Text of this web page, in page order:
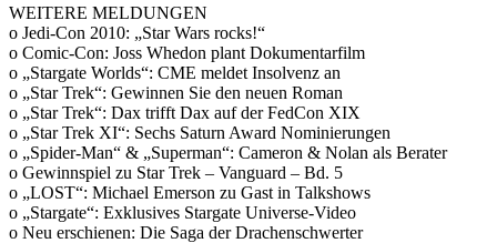
WEITERE MELDUNGEN
o Jedi-Con 2010: „Star Wars rocks!“
o Comic-Con: Joss Whedon plant Dokumentarfilm
o „Stargate Worlds“: CME meldet Insolvenz an
o „Star Trek“: Gewinnen Sie den neuen Roman
o „Star Trek“: Dax trifft Dax auf der FedCon XIX
o „Star Trek XI“: Sechs Saturn Award Nominierungen
o „Spider-Man“ & „Superman“: Cameron & Nolan als Berater
o Gewinnspiel zu Star Trek – Vanguard – Bd. 5
o „LOST“: Michael Emerson zu Gast in Talkshows
o „Stargate“: Exklusives Stargate Universe-Video
o Neu erschienen: Die Saga der Drachenschwerter